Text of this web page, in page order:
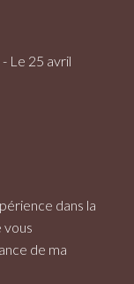
Le 25 avril
dans la
vous
de ma